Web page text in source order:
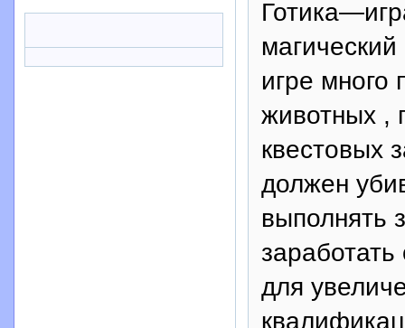
игре много
животных ,
квестовых
должен
выполнять
для